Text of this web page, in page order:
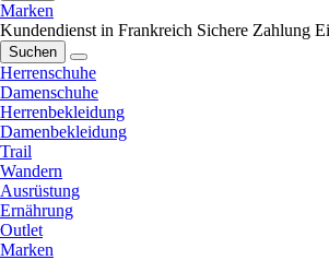
Marken
Kundendienst in Frankreich Sichere Zahlung
Suchen
Herrenschuhe
Damenschuhe
Herrenbekleidung
Damenbekleidung
Trail
Wandern
Ausrüstung
Ernährung
Outlet
Marken